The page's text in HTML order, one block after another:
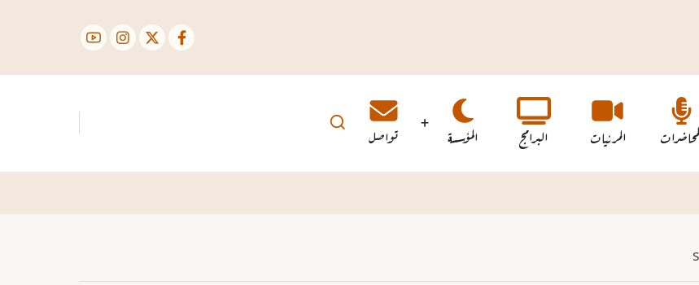
المرئيات البرامج المؤسسة تواصل